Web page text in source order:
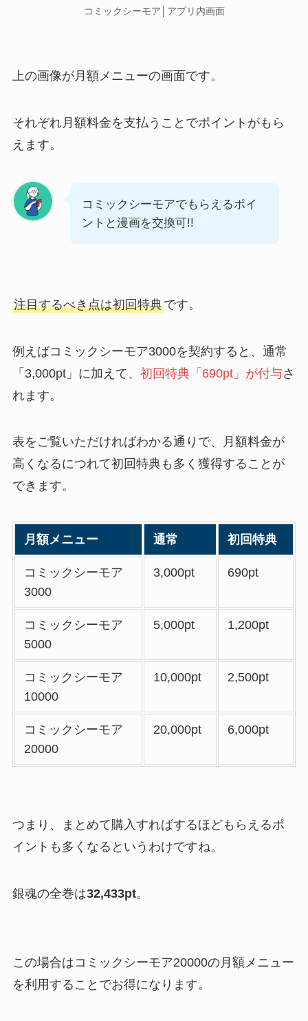
コミックシーモア│アプリ内画面
上の画像が月額メニューの画面です。
それぞれ月額料金を支払うことでポイントがもら
えます。
コミックシーモアでもらえるポイ
ントと漫画を交換可!!
注目するべき点は初回特典です。
例えばコミックシーモア3000を契約すると、通常
「3,000pt」に加えて、 初回特典「690pt」が付与さ
れます。
表をご覧いただければわかる通りで、月額料金が
高くなるにつれて初回特典も多く獲得することが
できます。
月額メニュー 通常 初回特典
コミックシーモア
3000
3,000pt 690pt
コミックシーモア
5000
5,000pt 1,200pt
コミックシーモア
10000
10,000pt 2,500pt
コミックシーモア
20000
20,000pt 6,000pt
つまり、まとめて購入すればするほどもらえるポ
イントも多くなるというわけですね。
銀魂の全巻は32,433pt。
この場合はコミックシーモア20000の月額メニュー
を利用することでお得になります。